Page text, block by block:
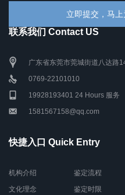
联系我们 Contact US
广东省东莞市莞城街道八达路
0769-22101010
19928193401 24 Hours 服务
1581567158@qq.com
快捷入口 Quick Entry
机构介绍
文化理念
鉴定流程
鉴定时限